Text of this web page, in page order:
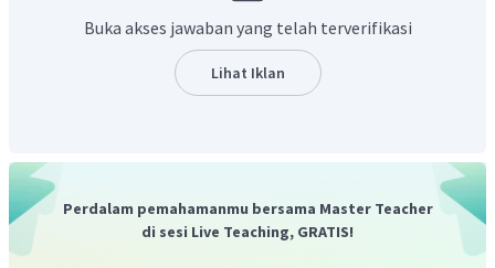
Buka akses jawaban yang telah terverifikasi
Lihat Iklan
Perdalam pemahamanmu bersama Master Teacher
di sesi Live Teaching, GRATIS!